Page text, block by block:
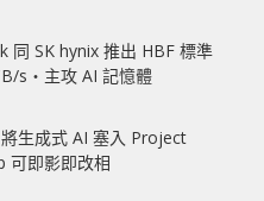
同 SK hynix 推出 HBF 標準
s‧主攻 AI 記憶體
生成式 AI 塞入 Project
即影即改相